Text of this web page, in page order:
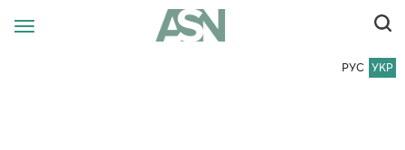
РУС УКР